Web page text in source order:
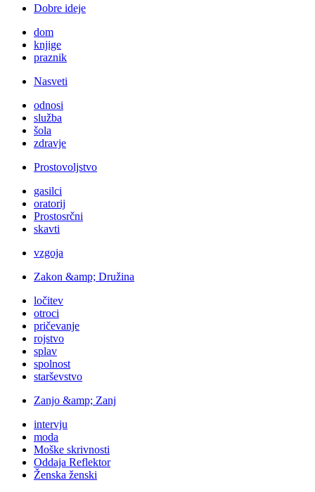
Dobre ideje
dom
knjige
praznik
Nasveti
odnosi
služba
šola
zdravje
Prostovoljstvo
gasilci
oratorij
Prostosrčni
skavti
vzgoja
Zakon &amp; Družina
ločitev
otroci
pričevanje
rojstvo
splav
spolnost
starševstvo
Zanjo &amp; Zanj
intervju
moda
Moške skrivnosti
Oddaja Reflektor
Ženska ženski